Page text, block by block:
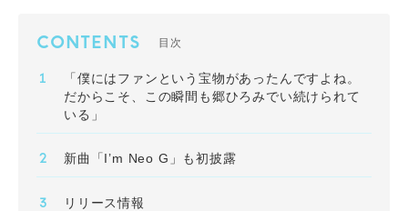
CONTENTS 目次
「僕にはファンという宝物があったんですよね。
だからこそ、この瞬間も郷ひろみでい続けられて
いる」
新曲「I’m Neo G」も初披露
リリース情報